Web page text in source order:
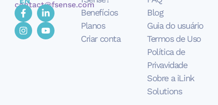
contact@fsense.com
Benefícios
Planos
Criar conta
Blog
Guia do usuário
Termos de Uso
Política de
Privavidade
Sobre a iLink
Solutions